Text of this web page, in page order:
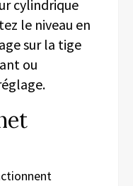
cylindrique
le niveau en
sur la tige
ou